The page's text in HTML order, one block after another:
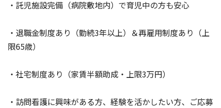
・託児施設完備（病院敷地内）で育児中の方も安心
・退職金制度あり（勤続3年以上）＆再雇用制度あり（上
限65歳）
・社宅制度あり（家賃半額助成・上限3万円）
・訪問看護に興味がある方、経験を活かしたい方、ご応募